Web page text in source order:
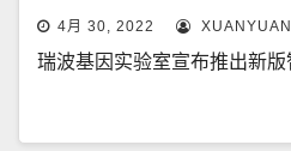
4月 30, 2022 XUANYUAN
瑞波基因实验室宣布推出新